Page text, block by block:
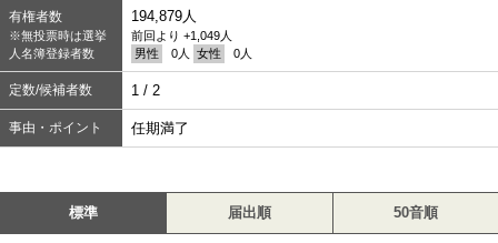
有権者数
※無投票時は選挙
人名簿登録者数
194,879人
前回より +1,049人
男性
0人 女性 0人
定数/候補者数 1 / 2
事由・ポイント 任期満了
標準 届出順 50音順